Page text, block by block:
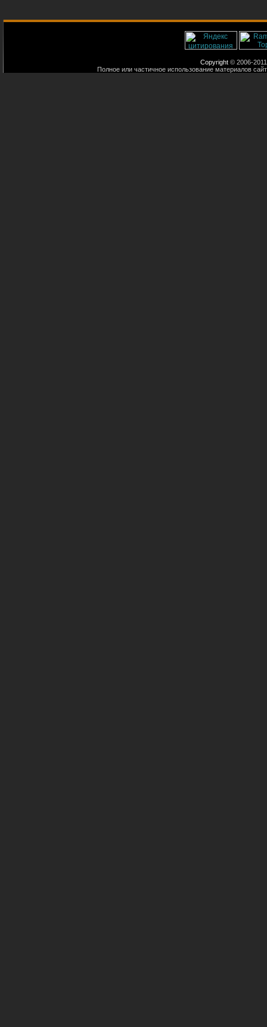
Copyright © 2006-
Полное или частичное использование материалов